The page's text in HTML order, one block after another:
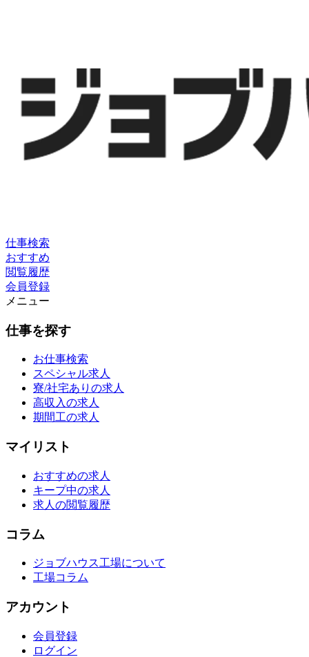
仕事検索
おすすめ
閲覧履歴
会員登録
メニュー
仕事を探す
お仕事検索
スペシャル求人
寮/社宅ありの求人
高収入の求人
期間工の求人
マイリスト
おすすめの求人
キープ中の求人
求人の閲覧履歴
コラム
ジョブハウス工場について
工場コラム
アカウント
会員登録
ログイン